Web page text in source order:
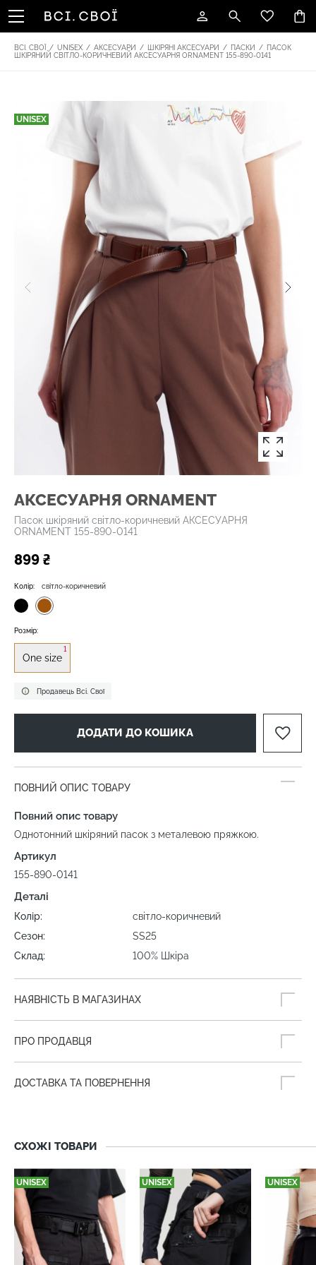
ВСІ. СВОЇ / UNISEX / АКСЕСУАРИ / ШКІРЯНІ АКСЕСУАРИ / ПАСКИ / ПАСОК
ШКІРЯНИЙ СВІТЛО-КОРИЧНЕВИЙ АКСЕСУАРНЯ ОRNAMENT 155-890-0141
UNISEX
АКСЕСУАРНЯ ОRNAMENT
Пасок шкіряний світло-коричневий АКСЕСУАРНЯ
ОRNAMENT 155-890-0141
899 ₴
Продавець Всі. Свої
Колір: світло-коричневий
Розмір:
One size
1
ДОДАТИ ДО КОШИКА
ПОВНИЙ ОПИС ТОВАРУ
Повний опис товару
Однотонний шкіряний пасок з металевою пряжкою.
Артикул
155-890-0141
Деталі
Колір:
світло-коричневий
Сезон:
SS25
Склад:
100% Шкіра
НАЯВНІСТЬ В МАГАЗИНАХ
ПРО ПРОДАВЦЯ
ДОСТАВКА ТА ПОВЕРНЕННЯ
СХОЖІ ТОВАРИ
UNISEX UNISEX UNISEX